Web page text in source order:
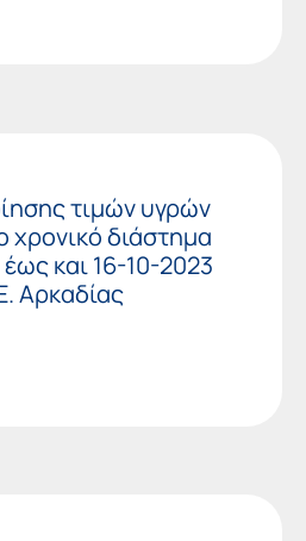
τιμών υγρών
χρονικό διάστημα
και 16-10-2023
Αρκαδίας